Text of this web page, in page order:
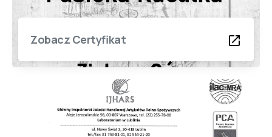
Zobacz Certyfikat